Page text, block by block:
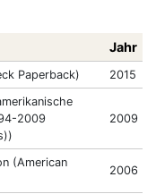
Jahr
Paperback)
2015
2009
2009
(American
2006